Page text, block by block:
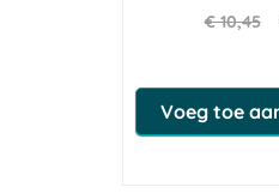
€ 10,45
Voeg toe